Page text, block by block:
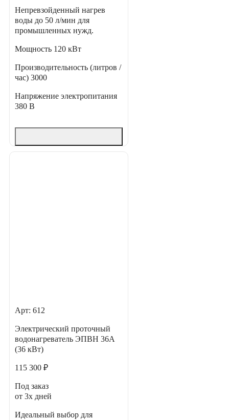
Непревзойденный нагрев
воды до 50 л/мин для
промышленных нужд.
Мощность 120 кВт
Производительность (литров /
час) 3000
Напряжение электропитания
380 В
Арт: 612
Электрический проточный
водонагреватель ЭПВН 36А
(36 кВт)
115 300 ₽
Под заказ
от 3х дней
Идеальный выбор для